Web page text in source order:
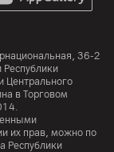
36-2
Республики
в Торговом
их прав, можно по
Республики